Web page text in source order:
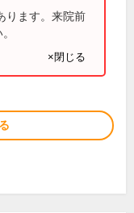
ります。来院前
×閉じる